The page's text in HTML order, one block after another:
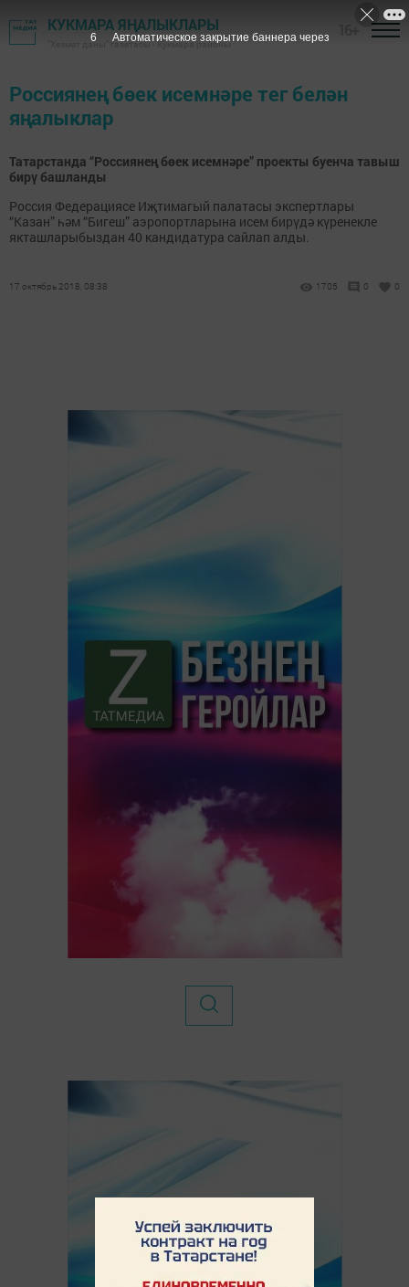
КУКМАРА ЯҢАЛЫКЛАРЫ
"Хезмәт даны" газетасы - Кукмара районы
Россиянең бөек исемнәре тег белән
яңалыклар
Татарстанда “Россиянең бөек исемнәре” проекты буенча тавыш
бирү башланды
Россия Федерациясе Иҗтимагый палатасы экспертлары
“Казан” һәм “Бигеш” аэропортларына исем бирүдә күренекле
якташларыбыздан 40 кандидатура сайлап алды.
17 октябрь 2018, 08:38 1705 0 0
6 Автоматическое закрытие баннера через